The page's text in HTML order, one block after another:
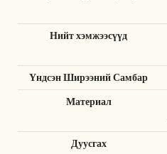
Нийт хэмжээсүүд
Үндсэн Ширээний Самбар
Материал
Дуусгах